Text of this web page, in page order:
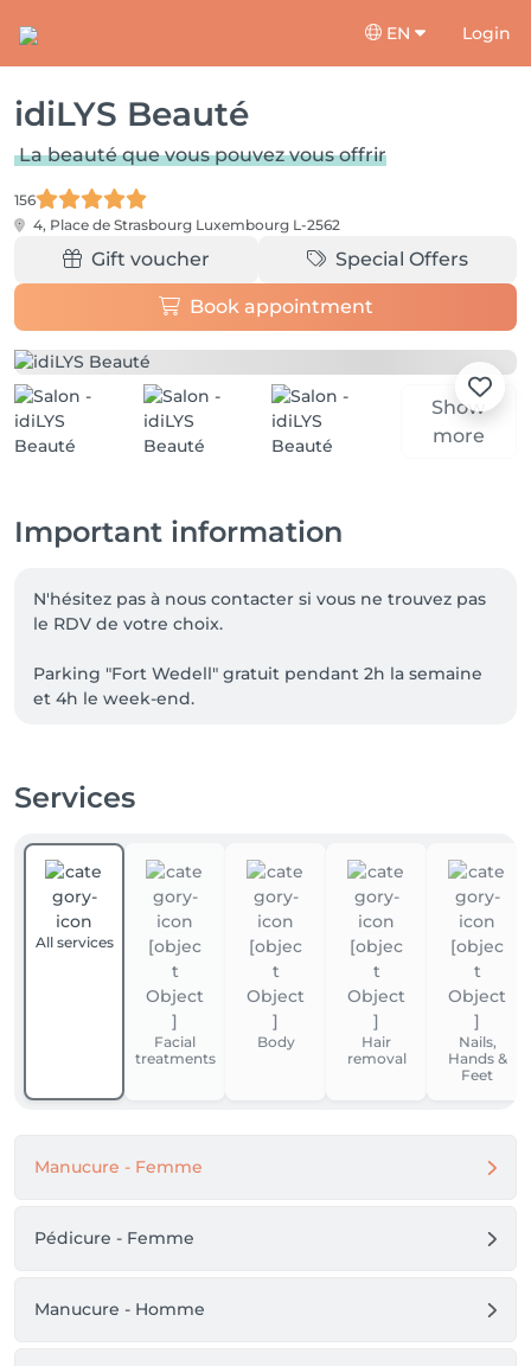
EN Login
idiLYS Beauté
La beauté que vous pouvez vous offrir
156
4, Place de Strasbourg Luxembourg L-2562
Gift voucher Special Offers
Book appointment
Show
more
Important information
N'hésitez pas à nous contacter si vous ne trouvez pas
le RDV de votre choix.
Parking "Fort Wedell" gratuit pendant 2h la semaine
et 4h le week-end.
Services
All services
Facial
treatments
Body
Hair
removal
Nails,
Hands &
Feet
Manucure - Femme
Pédicure - Femme
Manucure - Homme